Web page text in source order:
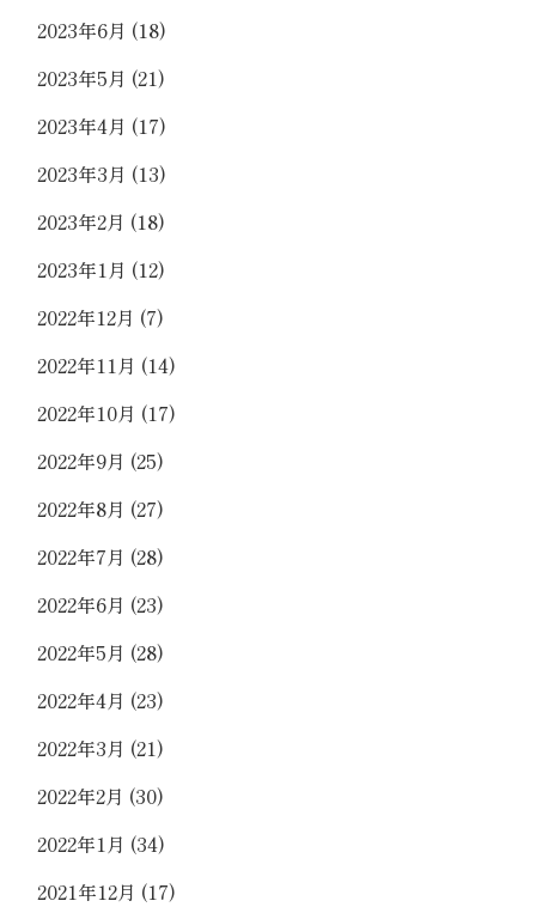
2023年6月 (18)
2023年5月 (21)
2023年4月 (17)
2023年3月 (13)
2023年2月 (18)
2023年1月 (12)
2022年12月 (7)
2022年11月 (14)
2022年10月 (17)
2022年9月 (25)
2022年8月 (27)
2022年7月 (28)
2022年6月 (23)
2022年5月 (28)
2022年4月 (23)
2022年3月 (21)
2022年2月 (30)
2022年1月 (34)
2021年12月 (17)